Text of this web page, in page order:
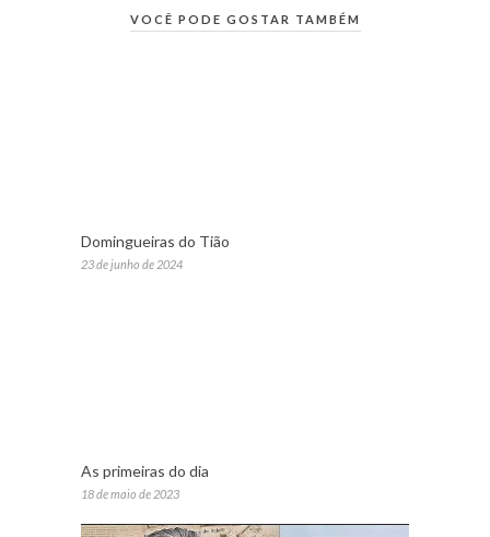
VOCÊ PODE GOSTAR TAMBÉM
Domingueiras do Tião
23 de junho de 2024
As primeiras do dia
18 de maio de 2023